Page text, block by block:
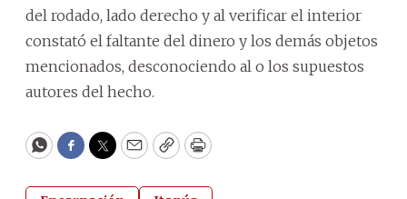
del rodado, lado derecho y al verificar el interior
constató el faltante del dinero y los demás objetos
mencionados, desconociendo al o los supuestos
autores del hecho.
WhatsApp
Facebook
Twitter
EmailCopyPrint